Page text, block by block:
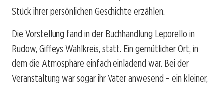
Stück ihrer persönlichen Geschichte erzählen.
Die Vorstellung fand in der Buchhandlung Leporello in
Rudow, Giffeys Wahlkreis, statt. Ein gemütlicher Ort, in
dem die Atmosphäre einfach einladend war. Bei der
Veranstaltung war sogar ihr Vater anwesend – ein kleiner,